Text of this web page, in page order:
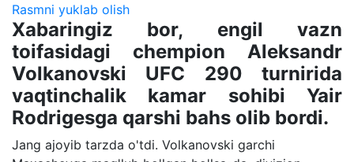
Rasmni yuklab olish
Xabaringiz bor, engil vazn
toifasidagi chempion Aleksandr
Volkanovski UFC 290 turnirida
vaqtinchalik kamar sohibi Yair
Rodrigesga qarshi bahs olib bordi.
Jang ajoyib tarzda o'tdi. Volkanovski garchi